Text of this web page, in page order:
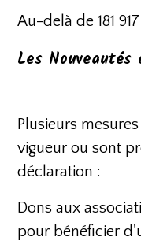
Au-delà de 181
Les
Plusieurs
vigueur ou sont
déclaration :
Dons aux
pour bénéficier